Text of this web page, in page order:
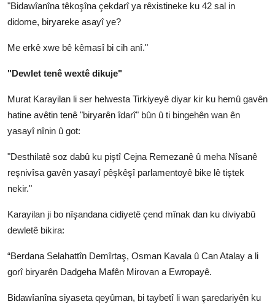
"Bidawîanîna têkoşîna çekdarî ya rêxistineke ku 42 sal in
didome, biryareke asayî ye?
Me erkê xwe bê kêmasî bi cih anî."
"Dewlet tenê wextê dikuje"
Murat Karayilan li ser helwesta Tirkiyeyê diyar kir ku hemû gavên
hatine avêtin tenê "biryarên îdarî" bûn û ti bingehên wan ên
yasayî nînin û got:
"Desthilatê soz dabû ku piştî Cejna Remezanê û meha Nîsanê
reşnivîsa gavên yasayî pêşkêşî parlamentoyê bike lê tiştek
nekir."
Karayilan ji bo nîşandana cidiyetê çend mînak dan ku diviyabû
dewletê bikira:
“Berdana Selahattîn Demîrtaş, Osman Kavala û Can Atalay a li
gorî biryarên Dadgeha Mafên Mirovan a Ewropayê.
Bidawîanîna siyaseta qeyûman, bi taybetî li wan şaredariyên ku